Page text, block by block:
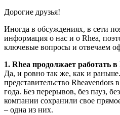
Дорогие друзья!
Иногда в обсуждениях, в сети
информация о нас и о Rhea,
ключевые вопросы и отвечаем
1. Rhea продолжает работать в
Да, и ровно так же, как и
представительство Rheavendors
года. Без перерывов, без пауз,
компании сохранили свое
– одна из них.